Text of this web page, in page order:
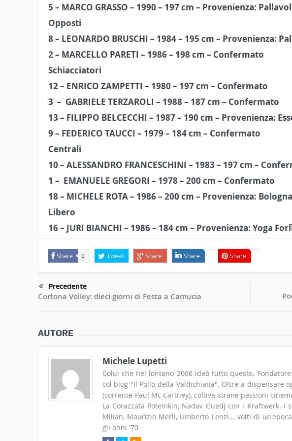
5 – MARCO GRASSO – 1990 – 197 cm – Provenienza:
Opposti
8 – LEONARDO BRUSCHI – 1984 – 195 cm – Provenienza:
2 – MARCELLO PARETI – 1986 – 198 cm – Confermato
Schiacciatori
12 – ENRICO ZAMPETTI – 1980 – 197 cm – Confermato
3 – GABRIELE TERZAROLI – 1988 – 187 cm – Confermato
13 – FILIPPO BELCECCHI – 1987 – 190 cm – Provenienza:
9 – FEDERICO TAUCCI – 1979 – 184 cm – Confermato
Centrali
10 – ALESSANDRO FRANCESCHINI – 1983 – 197 cm –
1 – EMANUELE GREGORI – 1978 – 200 cm – Confermato
18 – MICHELE ROTA – 1986 – 200 cm – Provenienza:
Libero
16 – JURI BIANCHI – 1986 – 184 cm – Provenienza: Yoga
Share 0 Tweet Share Share Share
Precedente
Cortona Volley: dieci giorni di Festa a Camucia
AUTORE
Michele Lupetti
Colui che nel lontano 2006 ideò tutto questo.
col blog "Il Pollo della Valdichiana". Oltre a dispensare
(corrente-Paul Mc Cartney), coltiva strane passioni
La Corazzata Potemkin, Nadav Guedj con i Kraftwerk. I
Milian, Maurizio Merli, Umberto Lenzi... volti di
gli anni '70